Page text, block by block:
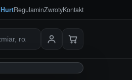
HurtRegulaminZwrotyKontakt